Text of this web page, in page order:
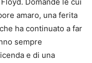
amaro, una ferita
ha continuato a far
sempre
e di una